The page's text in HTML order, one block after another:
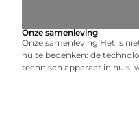
Onze samenleving
Onze samenleving Het is
nu te bedenken: de
technisch apparaat in huis,
...